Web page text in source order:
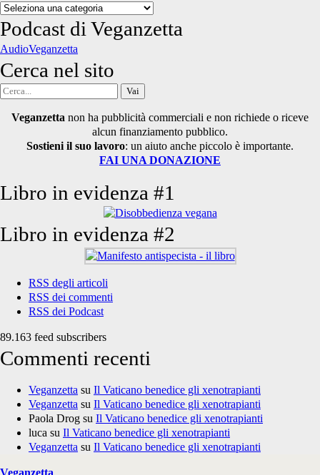
Categorie
degli
articoli
Podcast di Veganzetta
AudioVeganzetta
Cerca nel sito
Cerca
Veganzetta non ha pubblicità commerciali e non richiede o riceve
alcun finanziamento pubblico.
Sostieni il suo lavoro: un aiuto anche piccolo è importante.
FAI UNA DONAZIONE
Libro in evidenza #1
Libro in evidenza #2
RSS degli articoli
RSS dei commenti
RSS dei Podcast
89.163 feed subscribers
Commenti recenti
Veganzetta su Il Vaticano benedice gli xenotrapianti
Veganzetta su Il Vaticano benedice gli xenotrapianti
Paola Drog su Il Vaticano benedice gli xenotrapianti
luca su Il Vaticano benedice gli xenotrapianti
Veganzetta su Il Vaticano benedice gli xenotrapianti
Veganzetta